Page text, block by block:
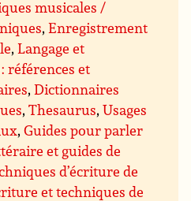
musicales /
,Enregistrement
,Langage et
références et
,Dictionnaires
,Thesaurus,Usages
,Guides pour parler
et guides de
d’écriture de
et techniques de